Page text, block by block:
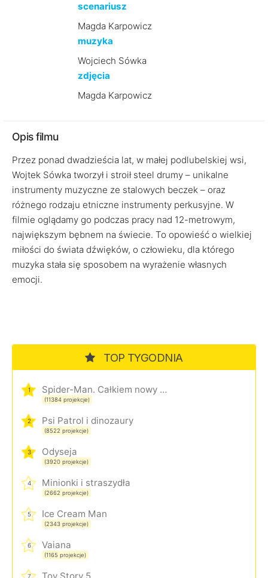
scenariusz
Magda Karpowicz
muzyka
Wojciech Sówka
zdjęcia
Magda Karpowicz
Opis filmu
Przez ponad dwadzieścia lat, w małej podlubelskiej wsi,
Wojtek Sówka tworzył i stroił steel drumy – unikalne
instrumenty muzyczne ze stalowych beczek – oraz
różnego rodzaju etniczne instrumenty perkusyjne. W
filmie oglądamy go podczas pracy nad 12-metrowym,
największym bębnem na świecie. To opowieść o wielkiej
miłości do świata dźwięków, o człowieku, dla którego
muzyka stała się sposobem na wyrażenie własnych
emocji.
TOP TYGODNIA
1 Spider-Man. Całkiem nowy dzień
(11384 projekcje)
2 Psi Patrol i dinozaury
(8522 projekcje)
3 Odyseja
(3920 projekcje)
4 Minionki i straszydła
(2662 projekcje)
5 Ice Cream Man
(2343 projekcje)
6 Vaiana
(1165 projekcje)
7